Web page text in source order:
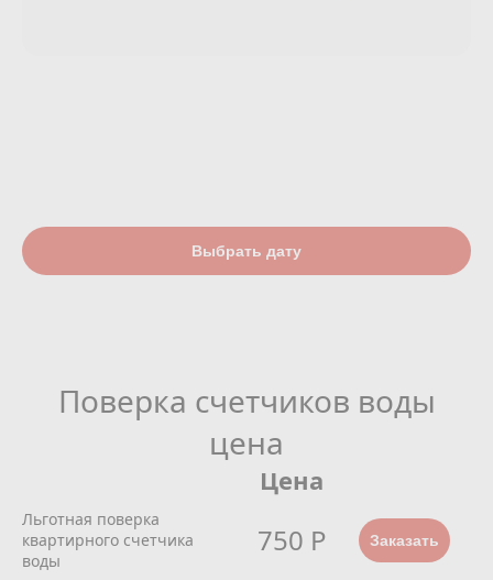
Выбрать дату
Поверка счетчиков воды
цена
Цена
Льготная поверка
квартирного счетчика
воды
750 Р Заказать